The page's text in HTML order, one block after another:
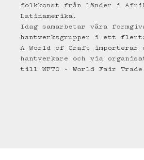
folkkonst från länder i
Latinamerika.
Idag samarbetar våra
hantverksgrupper i ett
A World of Craft
hantverkare och via
till WFTO - World Fair Trade